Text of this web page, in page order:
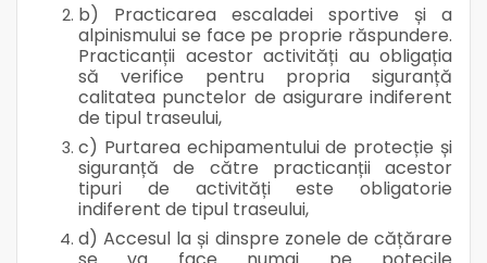
b) Practicarea escaladei sportive și a
alpinismului se face pe proprie răspundere.
Practicanții acestor activități au obligația
să verifice pentru propria siguranță
calitatea punctelor de asigurare indiferent
de tipul traseului,
c) Purtarea echipamentului de protecție și
siguranță de către practicanții acestor
tipuri de activități este obligatorie
indiferent de tipul traseului,
d) Accesul la și dinspre zonele de cățărare